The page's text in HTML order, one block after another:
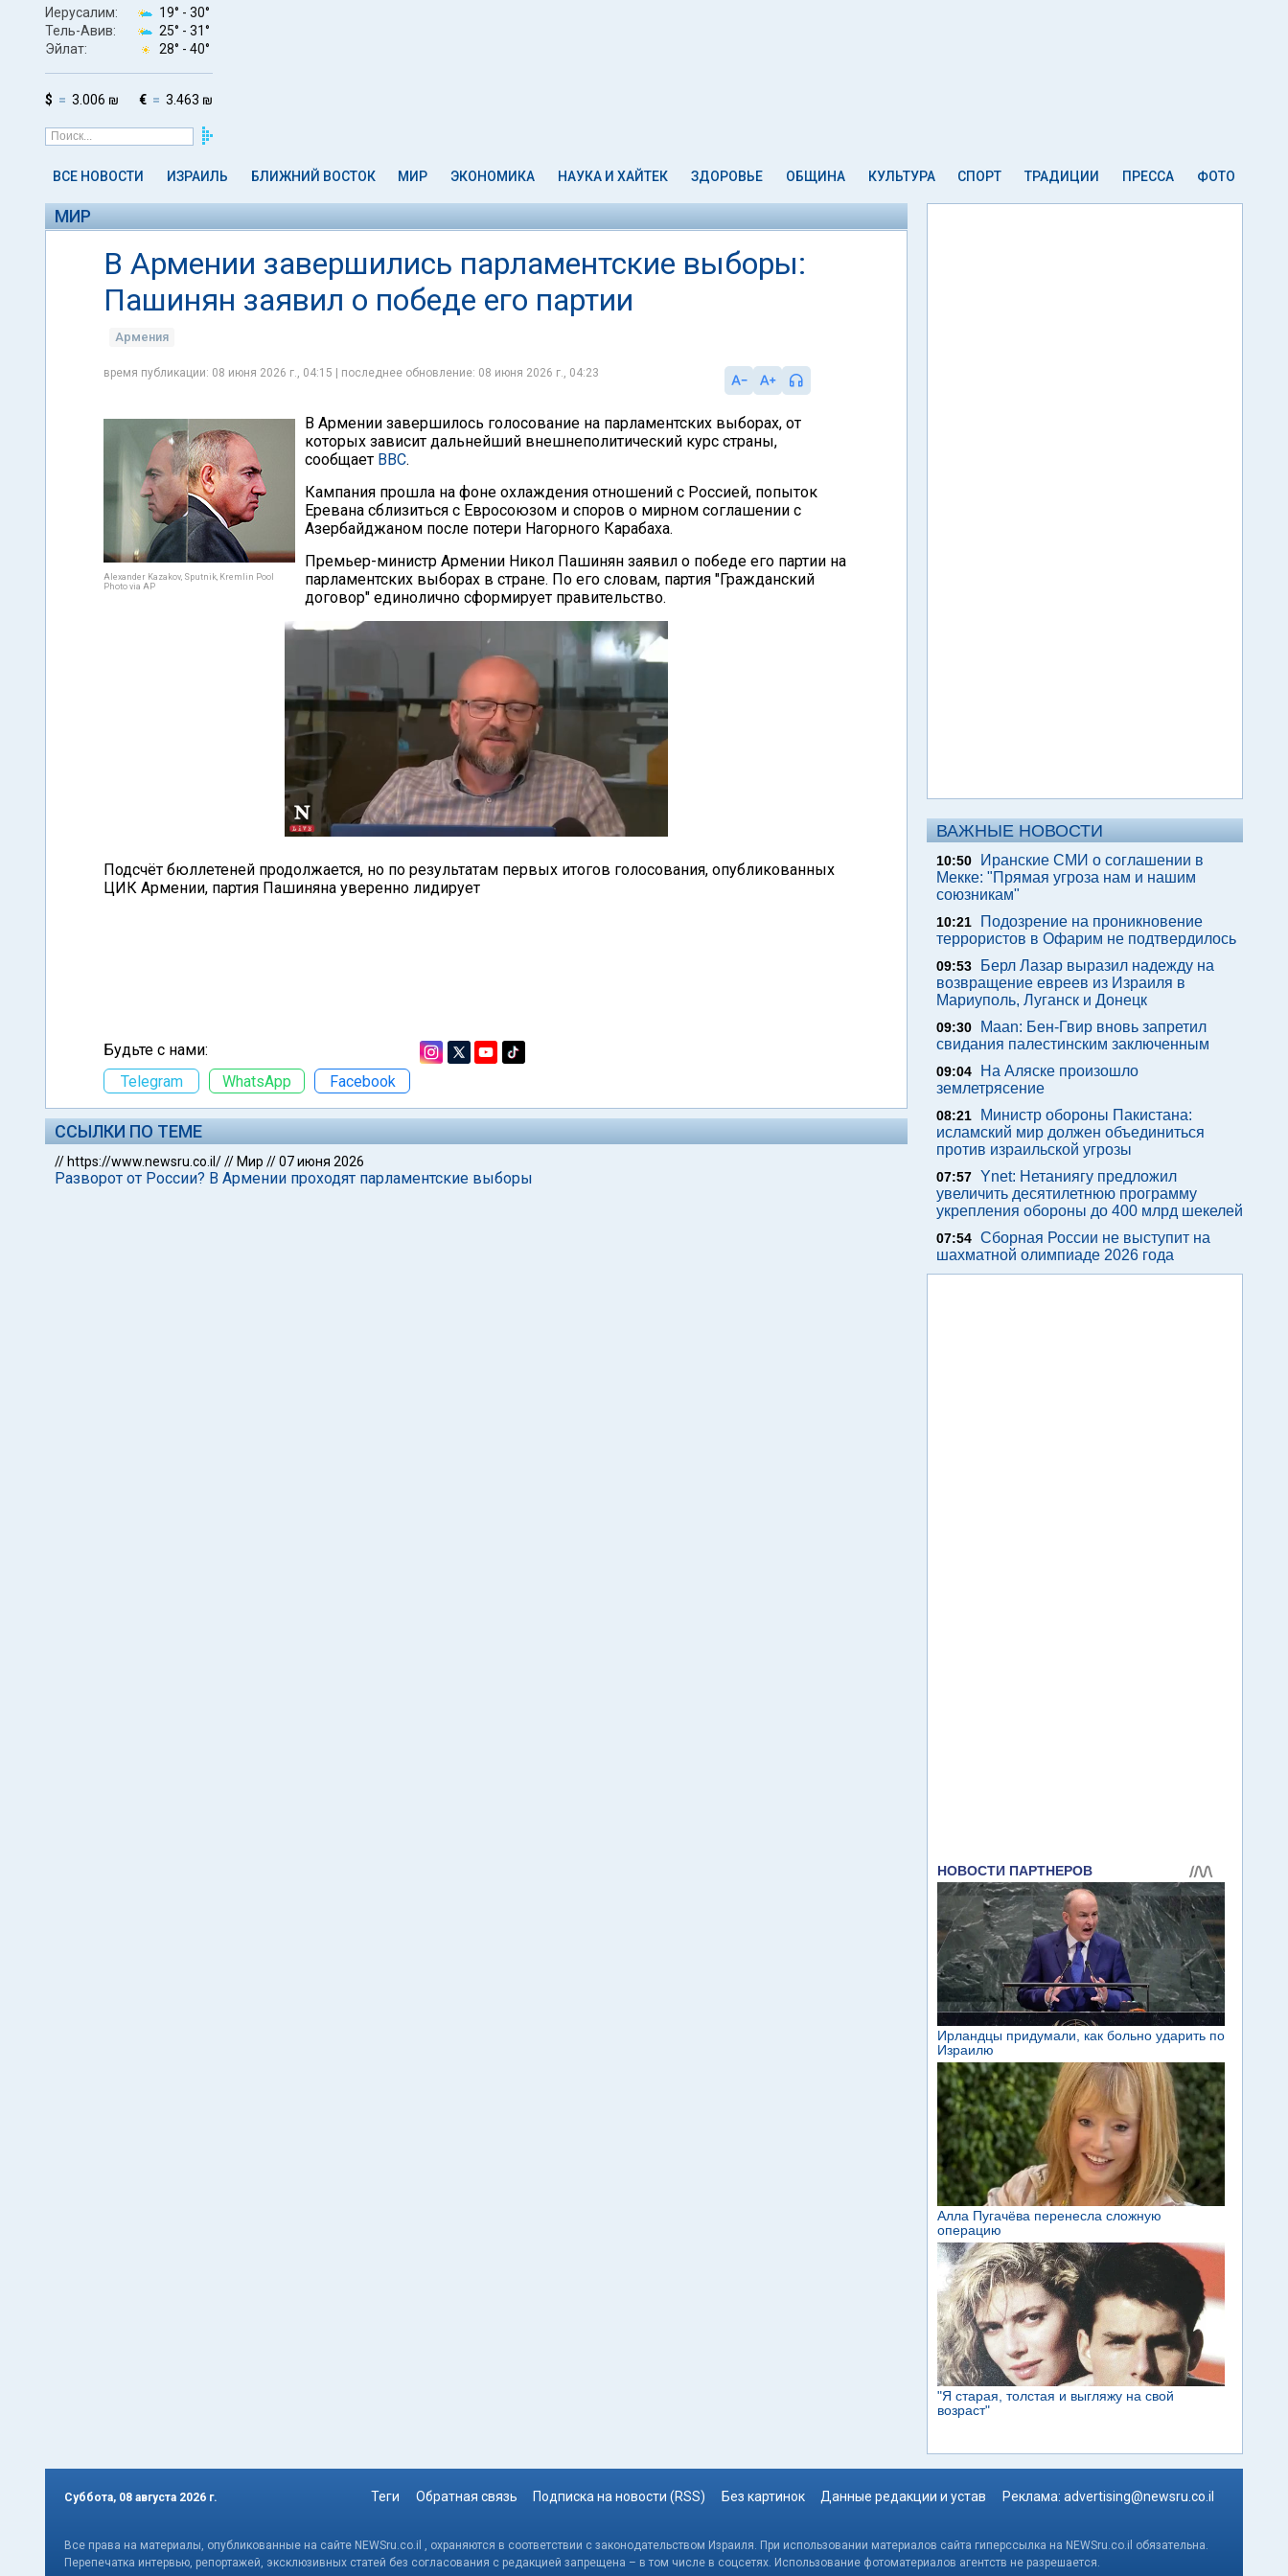
Иерусалим: 19° - 30°
Тель-Авив:
25° - 31°
Эйлат:
28° - 40°
$ 3.006 ₪ € 3.463 ₪
ВСЕ НОВОСТИ ИЗРАИЛЬ БЛИЖНИЙ ВОСТОК МИР ЭКОНОМИКА НАУКА И ХАЙТЕК ЗДОРОВЬЕ ОБЩИНА КУЛЬТУРА СПОРТ ТРАДИЦИИ ПРЕССА ФОТО
МИР
В Армении завершились парламентские выборы:
Пашинян заявил о победе его партии
Армения
время публикации: 08 июня 2026 г., 04:15 | последнее обновление: 08 июня 2026 г., 04:23
Alexander Kazakov, Sputnik, Kremlin Pool
Photo via AP
В Армении завершилось голосование на парламентских выборах, от
которых зависит дальнейший внешнеполитический курс страны,
сообщает ВВС.
Кампания прошла на фоне охлаждения отношений с Россией, попыток
Еревана сблизиться с Евросоюзом и споров о мирном соглашении с
Азербайджаном после потери Нагорного Карабаха.
Премьер-министр Армении Никол Пашинян заявил о победе его партии на
парламентских выборах в стране. По его словам, партия "Гражданский
договор" единолично сформирует правительство.
Подсчёт бюллетеней продолжается, но по результатам первых итогов голосования, опубликованных
ЦИК Армении, партия Пашиняна уверенно лидирует
Будьте с нами:
Telegram
WhatsApp Facebook
ССЫЛКИ ПО ТЕМЕ
// https://www.newsru.co.il/// Мир //07 июня 2026
Разворот от России? В Армении проходят парламентские выборы
ВАЖНЫЕ НОВОСТИ
10:50
Иранские СМИ о соглашении в
Мекке: "Прямая угроза нам и нашим
союзникам"
10:21
Подозрение на проникновение
террористов в Офарим не подтвердилось
09:53
Берл Лазар выразил надежду на
возвращение евреев из Израиля в
Мариуполь, Луганск и Донецк
09:30
Maan: Бен-Гвир вновь запретил
свидания палестинским заключенным
09:04
На Аляске произошло
землетрясение
08:21
Министр обороны Пакистана:
исламский мир должен объединиться
против израильской угрозы
07:57 Ynet: Нетаниягу предложил
увеличить десятилетнюю программу
укрепления обороны до 400 млрд шекелей
07:54 Сборная России не выступит на
шахматной олимпиаде 2026 года
Суббота, 08 августа 2026 г. Теги Обратная связь Подписка на новости (RSS) Без картинок Данные редакции и устав Реклама: advertising@newsru.co.il
Все права на материалы, опубликованные на сайте NEWSru.co.il , охраняются в соответствии с законодательством Израиля. При использовании материалов сайта гиперссылка на NEWSru.co.il обязательна.
Перепечатка интервью, репортажей, эксклюзивных статей без согласования с редакцией запрещена – в том числе в соцсетях. Использование фотоматериалов агентств не разрешается.